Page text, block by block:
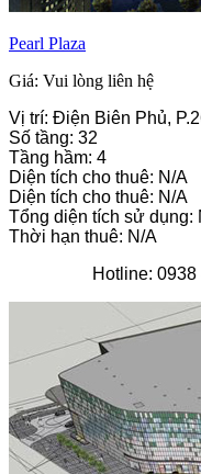
Pearl Plaza
Giá: Vui lòng liên hệ
Vị trí: Điện Biên Phủ,
Số tầng: 32
Tầng hầm: 4
Diện tích cho thuê: N/A
Diện tích cho thuê: N/A
Tổng diện tích sử dụng:
Thời hạn thuê: N/A
Hotline: 0938